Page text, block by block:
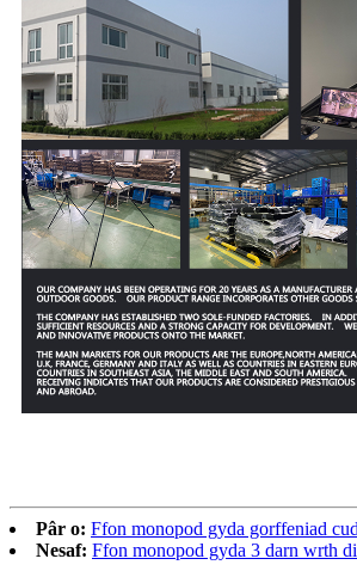
Pâr o: Ffon monopod gyda gorffeniad
Nesaf: Ffon monopod gyda 3 darn wrth